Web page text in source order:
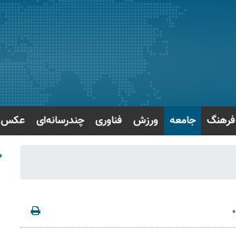
فرهنگ جامعه ورزش فناوری چندرسانه‌ای عکس